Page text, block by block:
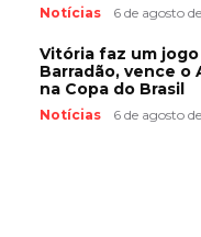
Notícias 6 de agosto
Vitória faz um
Barradão, vence
na Copa do Brasil
Notícias 6 de agosto